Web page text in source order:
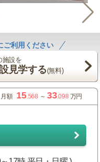
ご利用ください
施設を
見学する(無料)
月額 15.568 ～33.098 万円